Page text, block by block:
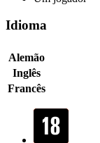
Idioma
Alemão
Inglês
Francês